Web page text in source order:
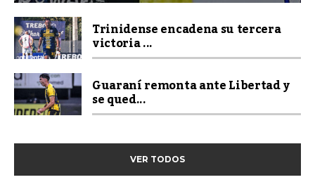
Trinidense encadena su tercera
victoria ...
Guaraní remonta ante Libertad y
se qued...
VER TODOS